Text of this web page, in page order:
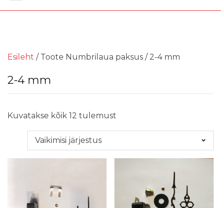
Esileht / Toote Numbrilaua paksus / 2-4 mm
2-4 mm
Kuvatakse kõik 12 tulemust